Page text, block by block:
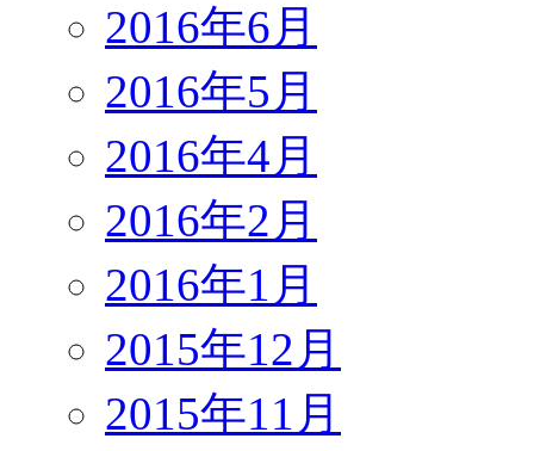
2016年6月
2016年5月
2016年4月
2016年2月
2016年1月
2015年12月
2015年11月